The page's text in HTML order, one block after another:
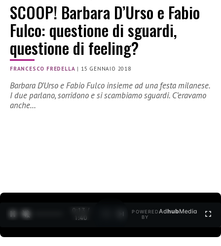
SCOOP! Barbara D’Urso e Fabio
Fulco: questione di sguardi,
questione di feeling?
FRANCESCO FREDELLA | 15 GENNAIO 2018
Barbara D’Urso e Fabio Fulco insieme ad una festa milanese.
I due parlano, sorridono e si scambiamo sguardi. C’eravamo
anche…
0:15 /
1:40
POWERED
BY
AdhubMedia